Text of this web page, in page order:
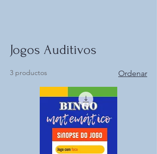
Jogos Auditivos
3 productos Ordenar